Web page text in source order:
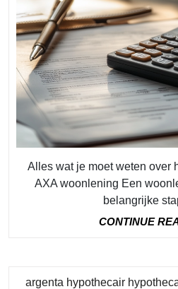
Alles wat je moet weten over
AXA woonlening Een
belangrijke
CONTINUE
argenta hypothecair